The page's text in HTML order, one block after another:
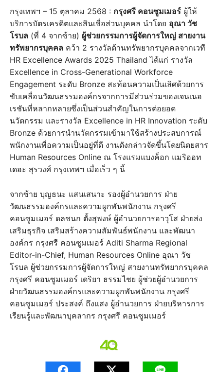
กรุงเทพฯ – 15 ตุลาคม 2568 : กรุงศรี คอนซูมเมอร์ ผู้ให้
บริการบัตรเครดิตและสินเชื่อส่วนบุคคล นำโดย อุณา วัช
โรบล (ที่ 4 จากซ้าย) ผู้ช่วยกรรมการผู้จัดการใหญ่ สายงาน
ทรัพยากรบุคคล คว้า 2 รางวัลด้านทรัพยากรบุคคลจากเวที
HR Excellence Awards 2025 Thailand ได้แก่ รางวัล
Excellence in Cross-Generational Workforce
Engagement ระดับ Bronze สะท้อนความเป็นเลิศด้วยการ
ขับเคลื่อนวัฒนธรรมองค์กรจากการมีส่วนร่วมของเจนเนอ
เรชันที่หลากหลายซึ่งเป็นส่วนสำคัญในการต่อยอด
นวัตกรรม และรางวัล Excellence in HR Innovation ระดับ
Bronze ด้วยการนำนวัตกรรมเข้ามาใช้สร้างประสบการณ์
พนักงานเพื่อความเป็นอยู่ที่ดี งานดังกล่าวจัดขึ้นโดยนิตยสาร
Human Resources Online ณ โรงแรมแบงค็อก แมริออท
เดอะ สุรวงศ์ กรุงเทพฯ เมื่อเร็ว ๆ นี้
จากซ้าย บุญธนะ แสนเสนาะ รองผู้อำนวยการ ฝ่าย
วัฒนธรรมองค์กรและความผูกพันพนักงาน กรุงศรี
คอนซูมเมอร์ ดลชนก ตั้งสุพงษ์ ผู้อำนวยการอาวุโส ฝ่ายส่ง
เสริมธุรกิจ เสริมสร้างความสัมพันธ์พนักงาน และพัฒนา
องค์กร กรุงศรี คอนซูมเมอร์ Aditi Sharma Regional
Editor-in-Chief, Human Resources Online อุณา วัช
โรบล ผู้ช่วยกรรมการผู้จัดการใหญ่ สายงานทรัพยากรบุคคล
กรุงศรี คอนซูมเมอร์ เดริยา ธรรมไชย ผู้ช่วยผู้อำนวยการ
ฝ่ายวัฒนธรรมองค์กรและความผูกพันพนักงาน กรุงศรี
คอนซูมเมอร์ ประสงค์ ถึงแสง ผู้อำนวยการ ฝ่ายบริหารการ
เรียนรู้และพัฒนาบุคลากร กรุงศรี คอนซูมเมอร์